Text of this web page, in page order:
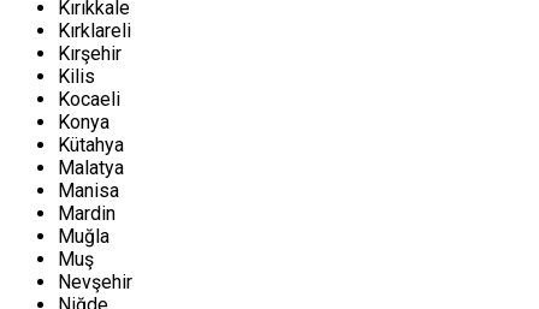
Kırıkkale
Kırklareli
Kırşehir
Kilis
Kocaeli
Konya
Kütahya
Malatya
Manisa
Mardin
Muğla
Muş
Nevşehir